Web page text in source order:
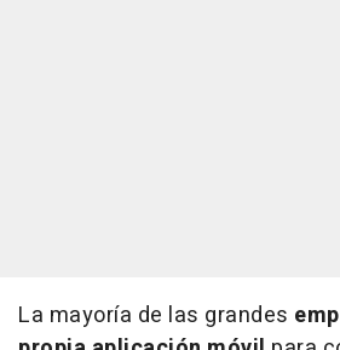
La mayoría de las grandes